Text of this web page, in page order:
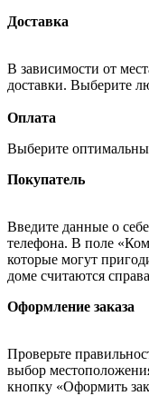
Доставка
В зависимости от
доставки. Выберите
Оплата
Выберите
Покупатель
Введите данные о
телефона. В поле
которые могут
доме считаются
Оформление заказа
Проверьте
выбор
кнопку «Оформить